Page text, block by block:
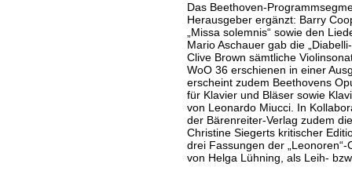
Das Beethoven-
Herausgeber ergänzt: Barry
„Missa solemnis“ sowie den
Mario Aschauer gab die
Clive Brown sämtliche
WoO 36 erschienen in einer
erscheint zudem Beethovens
für Klavier und Bläser sowie
von Leonardo Miucci. In
der Bärenreiter-Verlag zudem
Christine Siegerts kritischer
drei Fassungen der
von Helga Lühning, als Leih-